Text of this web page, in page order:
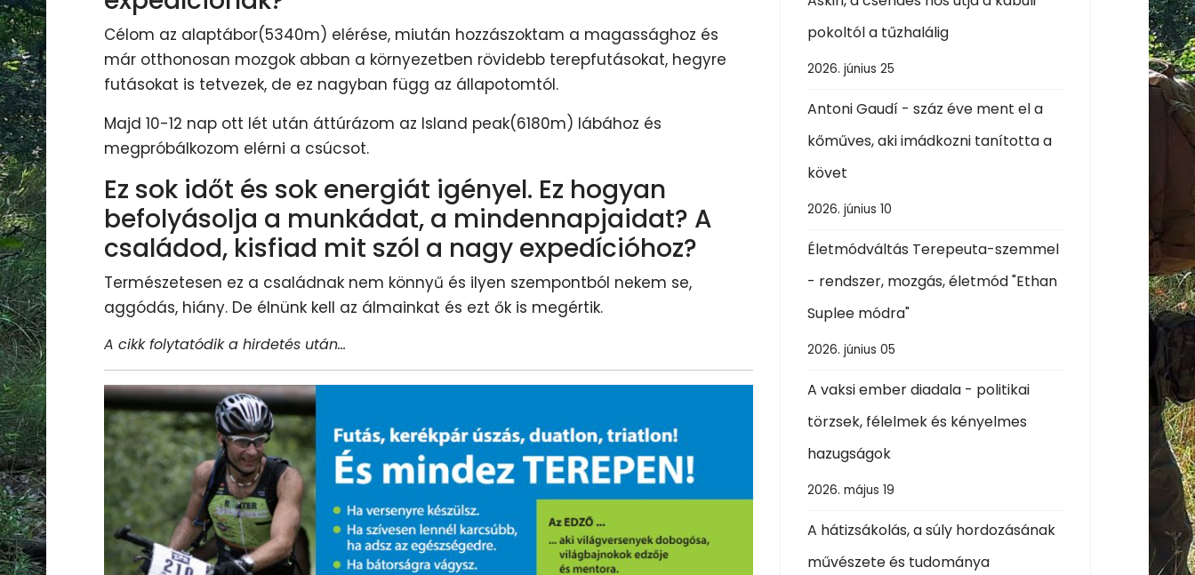
Célom az alaptábor(5340m) elérése, miután hozzászoktam a magassághoz és
már otthonosan mozgok abban a környezetben rövidebb terepfutásokat, hegyre
futásokat is tetvezek, de ez nagyban függ az állapotomtól.
Majd 10-12 nap ott lét után áttúrázom az Island peak(6180m) lábához és
megpróbálkozom elérni a csúcsot.
Ez sok időt és sok energiát igényel. Ez hogyan
befolyásolja a munkádat, a mindennapjaidat? A
családod, kisfiad mit szól a nagy expedícióhoz?
Természetesen ez a családnak nem könnyű és ilyen szempontból nekem se,
aggódás, hiány. De élnünk kell az álmainkat és ezt ők is megértik.
A cikk folytatódik a hirdetés után...
pokoltól a tűzhalálig
2026. június 25
Antoni Gaudí - száz éve ment el a
kőműves, aki imádkozni tanította a
követ
2026. június 10
Életmódváltás Terepeuta-szemmel
- rendszer, mozgás, életmód "Ethan
Suplee módra"
2026. június 05
A vaksi ember diadala - politikai
törzsek, félelmek és kényelmes
hazugságok
2026. május 19
A hátizsákolás, a súly hordozásának
művészete és tudománya